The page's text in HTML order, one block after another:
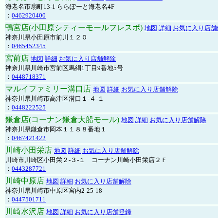
海老名市扇町13-1 ららぽーと海老名4F
： 0462920400
鴨宮店(小田原シティーモールフレスポ) 地図 詳細 お気に入り店
神奈川県小田原市前川１２０
： 0465452345
宮前店 地図 詳細 お気に入り店舗解除
神奈川県川崎市宮前区馬絹1丁目9番地5号
： 0448718371
マルイファミリー溝口店 地図 詳細 お気に入り店舗解除
神奈川県川崎市高津区溝口１-４-１
： 0448222525
鎌倉店(コーナン鎌倉大船モール) 地図 詳細 お気に入り店舗解除
神奈川県鎌倉市岡本１１８８番地１
： 0467421422
川崎小田栄店 地図 詳細 お気に入り店舗解除
川崎市川崎区小田栄２‐３‐１ コーナン川崎小田栄店２Ｆ
： 0443287721
川崎中原店 地図 詳細 お気に入り店舗解除
神奈川県川崎市中原区宮内2-25-18
： 0447501711
川崎水沢店 地図 詳細 お気に入り店舗登録